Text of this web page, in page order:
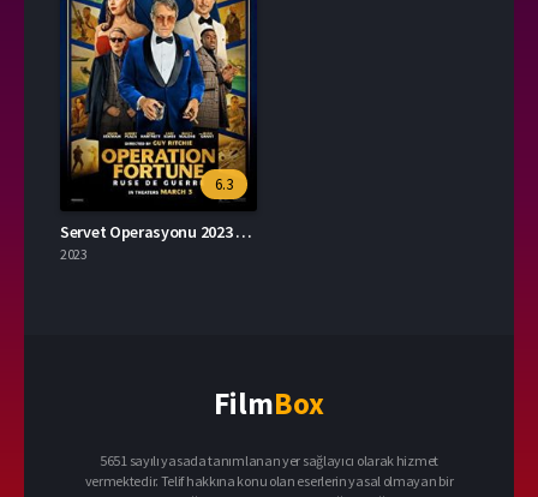
6.3
Servet Operasyonu 2023 – Operation Fortune 1080p Turkce Dublaj izle
2023
FilmBox
5651 sayılı yasada tanımlanan yer sağlayıcı olarak hizmet
vermektedir. Telif hakkına konu olan eserlerin yasal olmayan bir